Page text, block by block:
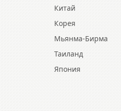
Китай
Корея
Мьянма-Бирма
Таиланд
Япония